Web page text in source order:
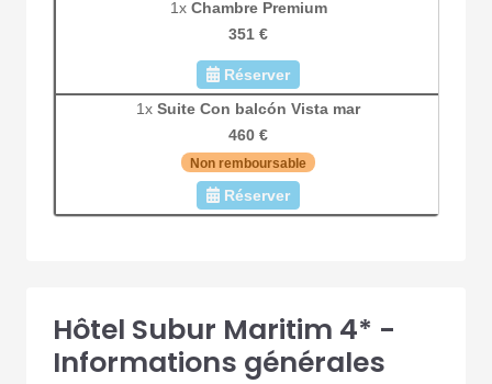
1x Chambre Premium
351 €
Réserver
1x Suite Con balcón Vista mar
460 €
Non remboursable
Réserver
Hôtel Subur Maritim 4* -
Informations générales